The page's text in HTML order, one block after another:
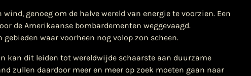
genoeg om de halve wereld van energie te voorzien. Een
de Amerikaanse bombardementen weggevaagd.
waar voorheen nog volop zon scheen.
kan dit leiden tot wereldwijde schaarste aan duurzame
zullen daardoor meer en meer op zoek moeten gaan naar